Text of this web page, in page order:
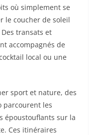
où simplement se
le coucher de soleil
transats et
accompagnés de
local ou une
sport et nature, des
parcourent les
époustouflants sur la
Ces itinéraires